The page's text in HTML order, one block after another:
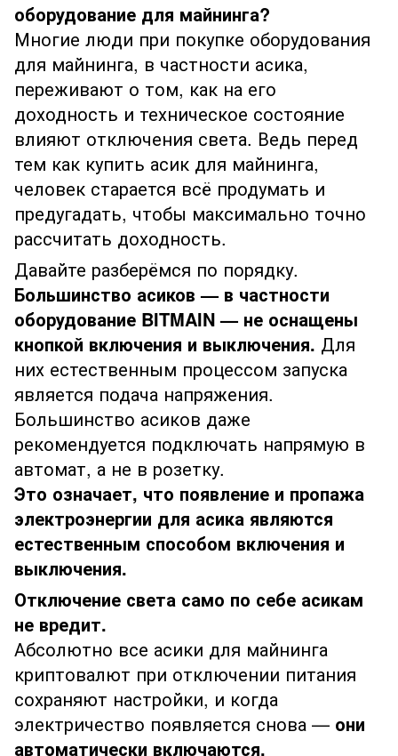
оборудование для майнинга?
Многие люди при покупке оборудования
для майнинга, в частности асика,
переживают о том, как на его
доходность и техническое состояние
влияют отключения света. Ведь перед
тем как купить асик для майнинга,
человек старается всё продумать и
предугадать, чтобы максимально точно
рассчитать доходность.
Давайте разберёмся по порядку.
Большинство асиков — в частности
оборудование BITMAIN — не оснащены
кнопкой включения и выключения. Для
них естественным процессом запуска
является подача напряжения.
Большинство асиков даже
рекомендуется подключать напрямую в
автомат, а не в розетку.
Это означает, что появление и пропажа
электроэнергии для асика являются
естественным способом включения и
выключения.
Отключение света само по себе асикам
не вредит.
Абсолютно все асики для майнинга
криптовалют при отключении питания
сохраняют настройки, и когда
электричество появляется снова — они
автоматически включаются,